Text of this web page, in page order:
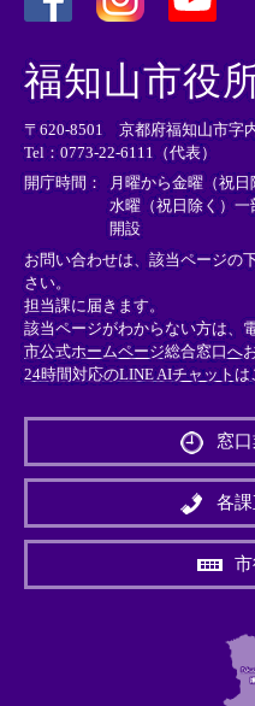
外
部
リ
ン
ク
＞
外
リ
ン
ク
＞
外
部
ン
ク
＞
福知山市役
〒620-8501 京都府福知山市字
Tel：0773-22-6111（代表）
開庁時間：
月曜から金曜（祝
水曜（祝日除く）
開設
お問い合わせは、該当ページの
さい。
担当課に届きます。
該当ページがわからない方は、
市公式ホームページ総合窓口へ
24時間対応のLINE AIチャットは
外
リ
窓
各